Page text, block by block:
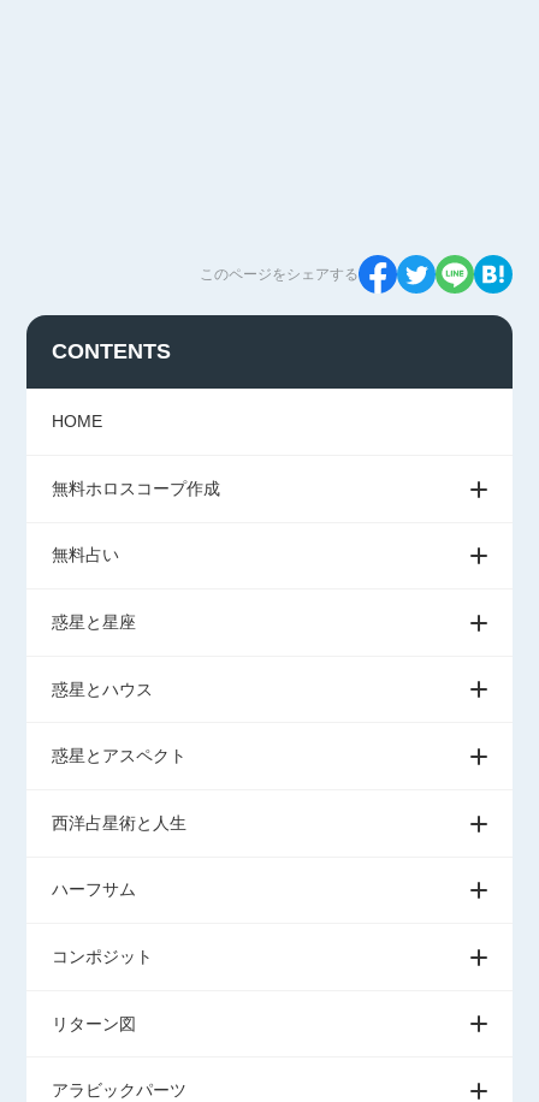
このページをシェアする
CONTENTS
HOME
無料ホロスコープ作成
無料占い
惑星と星座
惑星とハウス
惑星とアスペクト
西洋占星術と人生
ハーフサム
コンポジット
リターン図
アラビックパーツ